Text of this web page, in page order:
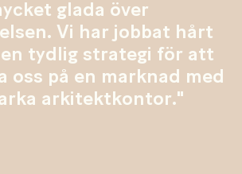
glada över
Vi har jobbat hårt
tydlig strategi för att
oss på en marknad med
arkitektkontor."